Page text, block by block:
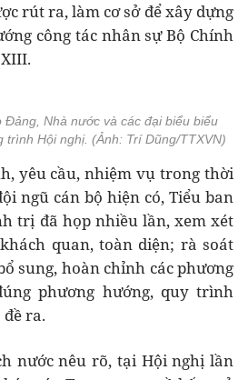
rút ra, làm cơ sở để xây dựng
công tác nhân sự Bộ Chính
Đảng, Nhà nước và các đại biểu biểu
trình Hội nghị. (Ảnh: Trí Dũng/TTXVN)
yêu cầu, nhiệm vụ trong thời
ngũ cán bộ hiện có, Tiểu ban
trị đã họp nhiều lần, xem xét
quan, toàn diện; rà soát
sung, hoàn chỉnh các phương
phương hướng, quy trình
ra.
nước nêu rõ, tại Hội nghị lần